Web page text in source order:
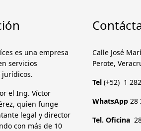
es una empresa
servicios
el Ing. Víctor
quien funge
legal y director
con más de 10
Calle José
Perote,
Tel (+52) 1
WhatsApp 28
Tel. Oficina